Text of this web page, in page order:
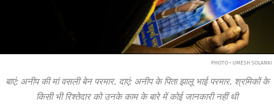
PHOTO • UMESH SOLANKI
बाएं: अनीप की मां वसली बेन परमार. दाएं: अनीप के पिता झालू भाई परमार. श्रमिकों के
किसी भी रिश्तेदार को उनके काम के बारे में कोई जानकारी नहीं थी